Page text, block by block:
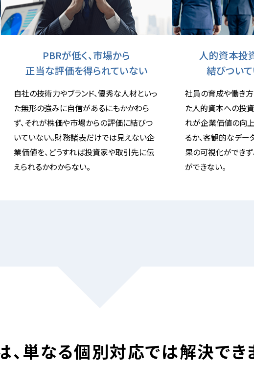
PBRが低く、市場から
正当な評価を得られていない
自社の技術力やブランド、優秀な人材といっ
た無形の強みに自信があるにもかかわら
ず、それが株価や市場からの評価に結びつ
いていない。財務諸表だけでは見えない企
業価値を、どうすれば投資家や取引先に伝
えられるかわからない。
人的資本投
結びつい
社員の育成や働き
た人的資本への投
れが企業価値の向
るか、客観的なデー
果の可視化ができ
ができない。
、単なる個別対応では解決でき